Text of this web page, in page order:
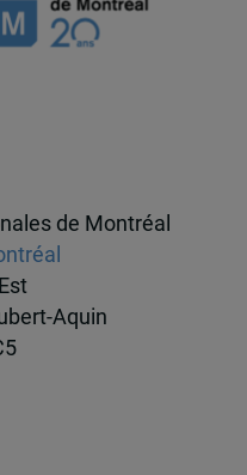
de Montréal
Aquin